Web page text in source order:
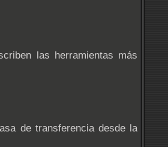
las herramientas más
de transferencia desde la